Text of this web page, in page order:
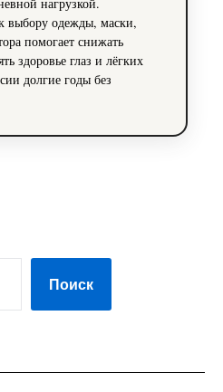
выбору одежды, маски,
помогает снижать
здоровье глаз и лёгких
долгие годы без
Поиск